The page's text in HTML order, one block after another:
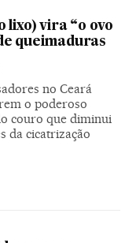
lixo) vira “o ovo
queimaduras
no Ceará
o poderoso
couro que diminui
da cicatrização